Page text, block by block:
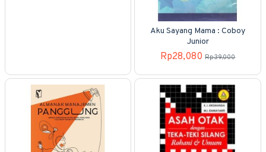
Aku Sayang Mama : Coboy
Junior
Rp28,080 Rp39,000